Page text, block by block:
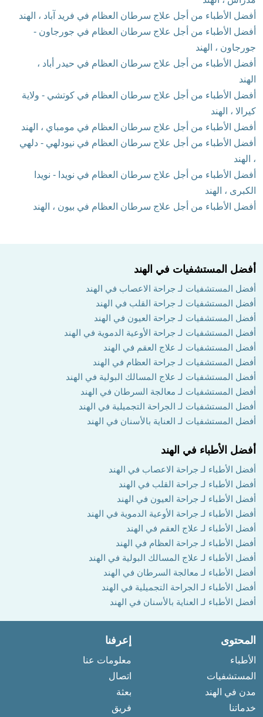
أفضل الأطباء من أجل علاج سرطان العظام في فريد آباد ، الهند
أفضل الأطباء من أجل علاج سرطان العظام في جورجاون -
جورجاون ، الهند
أفضل الأطباء من أجل علاج سرطان العظام في حيدر أباد ،
الهند
أفضل الأطباء من أجل علاج سرطان العظام في كوتشي - ولاية
كيرالا ، الهند
أفضل الأطباء من أجل علاج سرطان العظام في مومباي ، الهند
أفضل الأطباء من أجل علاج سرطان العظام في نيودلهي - دلهي
، الهند
أفضل الأطباء من أجل علاج سرطان العظام في نويدا - نويدا
الكبرى ، الهند
أفضل الأطباء من أجل علاج سرطان العظام في بيون ، الهند
أفضل المستشفيات في الهند
أفضل المستشفيات لـ جراحة الاعصاب في الهند
أفضل المستشفيات لـ جراحة القلب في الهند
أفضل المستشفيات لـ جراحة العيون في الهند
أفضل المستشفيات لـ جراحة الأوعية الدموية في الهند
أفضل المستشفيات لـ علاج العقم في الهند
أفضل المستشفيات لـ جراحة العظام في الهند
أفضل المستشفيات لـ علاج المسالك البولية في الهند
أفضل المستشفيات لـ معالجة السرطان في الهند
أفضل المستشفيات لـ الجراحة التجميلية في الهند
أفضل المستشفيات لـ العناية بالأسنان في الهند
أفضل الأطباء في الهند
أفضل الأطباء لـ جراحة الاعصاب في الهند
أفضل الأطباء لـ جراحة القلب في الهند
أفضل الأطباء لـ جراحة العيون في الهند
أفضل الأطباء لـ جراحة الأوعية الدموية في الهند
أفضل الأطباء لـ علاج العقم في الهند
أفضل الأطباء لـ جراحة العظام في الهند
أفضل الأطباء لـ علاج المسالك البولية في الهند
أفضل الأطباء لـ معالجة السرطان في الهند
أفضل الأطباء لـ الجراحة التجميلية في الهند
أفضل الأطباء لـ العناية بالأسنان في الهند
المحتوى
الأطباء
المستشفيات
مدن في الهند
خدماتنا
إعرفنا
معلومات عنا
اتصال
بعثة
فريق